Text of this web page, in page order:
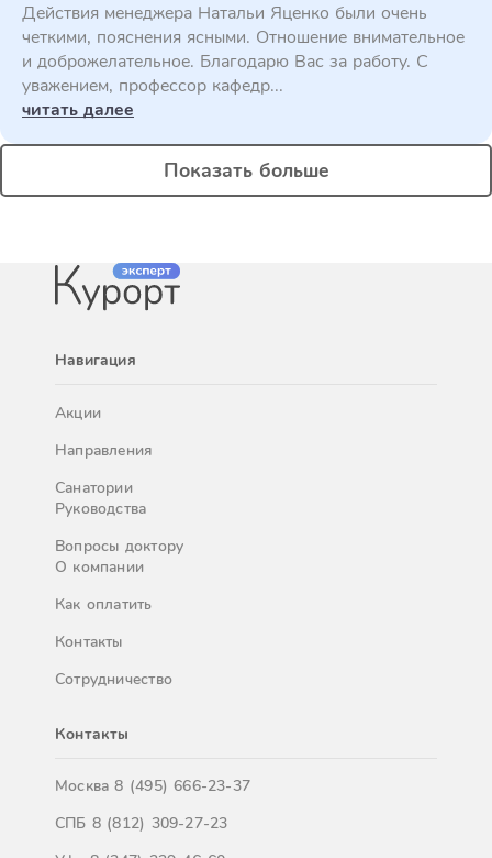
Действия менеджера Натальи Яценко были очень
четкими, пояснения ясными. Отношение внимательное
и доброжелательное. Благодарю Вас за работу. С
уважением, профессор кафедр...
читать далее
Показать больше
Навигация
Акции
Направления
Санатории
Руководства
Вопросы доктору
О компании
Как оплатить
Контакты
Сотрудничество
Контакты
Москва8 (495) 666-23-37
СПБ 8 (812) 309-27-23